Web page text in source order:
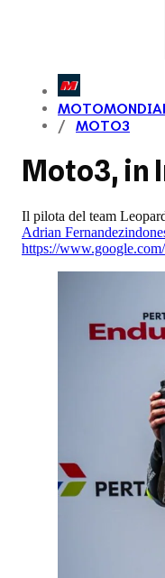
MOTO3
Moto3, in
Il pilota del team
Adrian Fernandez
https://